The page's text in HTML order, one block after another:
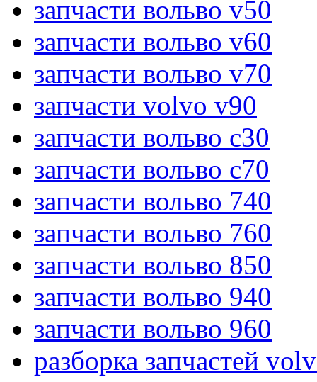
запчасти вольво v50
запчасти вольво v60
запчасти вольво v70
запчасти volvo v90
запчасти вольво c30
запчасти вольво c70
запчасти вольво 740
запчасти вольво 760
запчасти вольво 850
запчасти вольво 940
запчасти вольво 960
разборка запчастей